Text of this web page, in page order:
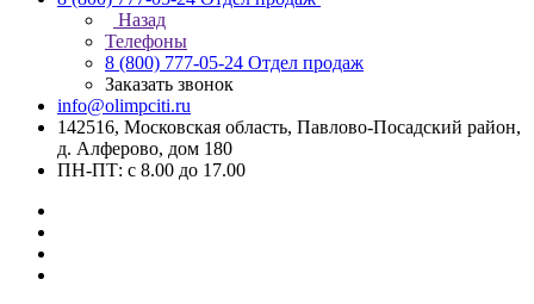
Назад
Телефоны
8 (800) 777-05-24 Отдел продаж
Заказать звонок
info@olimpciti.ru
142516, Московская область, Павлово-Посадский район,
д. Алферово, дом 180
ПН-ПТ: с 8.00 до 17.00